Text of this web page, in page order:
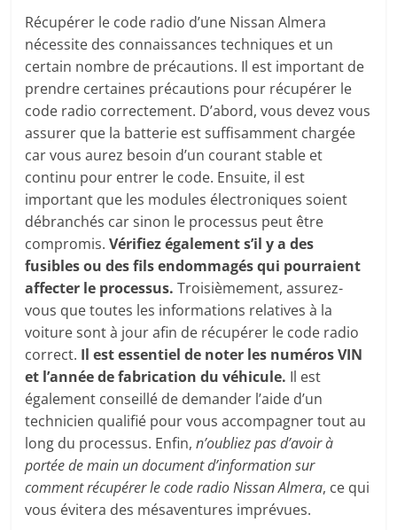
Récupérer le code radio d’une Nissan Almera
nécessite des connaissances techniques et un
certain nombre de précautions. Il est important de
prendre certaines précautions pour récupérer le
code radio correctement. D’abord, vous devez vous
assurer que la batterie est suffisamment chargée
car vous aurez besoin d’un courant stable et
continu pour entrer le code. Ensuite, il est
important que les modules électroniques soient
débranchés car sinon le processus peut être
compromis.Vérifiez également s’il y a des
fusibles ou des fils endommagés qui pourraient
affecter le processus. Troisièmement, assurez-
vous que toutes les informations relatives à la
voiture sont à jour afin de récupérer le code radio
correct. Il est essentiel de noter les numéros VIN
et l’année de fabrication du véhicule. Il est
également conseillé de demander l’aide d’un
technicien qualifié pour vous accompagner tout au
long du processus. Enfin,n’oubliez pas d’avoir à
portée de main un document d’information sur
comment récupérer le code radio Nissan Almera, ce qui
vous évitera des mésaventures imprévues.